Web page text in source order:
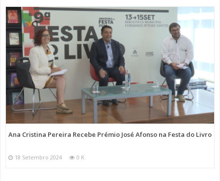
Ana Cristina Pereira Recebe Prémio José Afonso na Festa do Livro
18 Setembro 2024 0 K